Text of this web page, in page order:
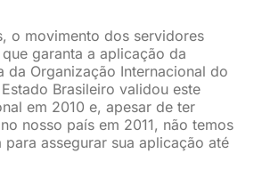
o movimento dos servidores
garanta a aplicação da
da Organização Internacional do
Brasileiro validou este
em 2010 e, apesar de ter
nosso país em 2011, não temos
assegurar sua aplicação até